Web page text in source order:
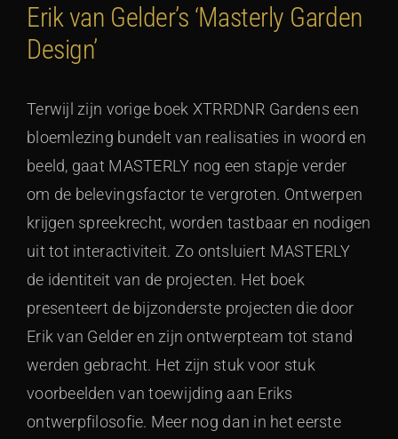
Erik van Gelder’s ‘Masterly Garden
Design’
Terwijl zijn vorige boek XTRRDNR Gardens een
bloemlezing bundelt van realisaties in woord en
beeld, gaat MASTERLY nog een stapje verder
om de belevingsfactor te vergroten. Ontwerpen
krijgen spreekrecht, worden tastbaar en nodigen
uit tot interactiviteit. Zo ontsluiert MASTERLY
de identiteit van de projecten. Het boek
presenteert de bijzonderste projecten die door
Erik van Gelder en zijn ontwerpteam tot stand
werden gebracht. Het zijn stuk voor stuk
voorbeelden van toewijding aan Eriks
ontwerpfilosofie. Meer nog dan in het eerste